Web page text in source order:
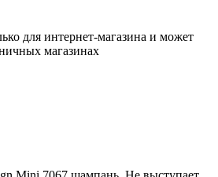
для интернет-магазина и может
магазинах